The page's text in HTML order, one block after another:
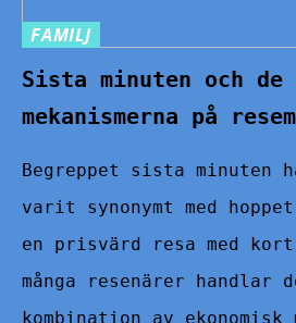
FAMILJ
Sista minuten och de
mekanismerna på
Begreppet sista minuten
varit synonymt med
en prisvärd resa med
många resenärer handlar
kombination av ekonomisk